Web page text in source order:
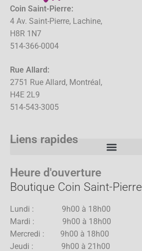
Coin Saint-Pierre:
4 Av. Saint-Pierre, Lachine,
H8R 1N7
514-366-0004
Rue Allard:
2751 Rue Allard, Montréal,
H4E 2L9
514-543-3005
Liens rapides
Heure d'ouverture
Boutique Coin Saint-Pierre
Lundi : 9h00 à 18h00
Mardi : 9h00 à 18h00
Mercredi : 9h00 à 18h00
Jeudi : 9h00 à 21h00